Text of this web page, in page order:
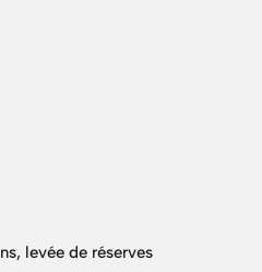
levée de réserves